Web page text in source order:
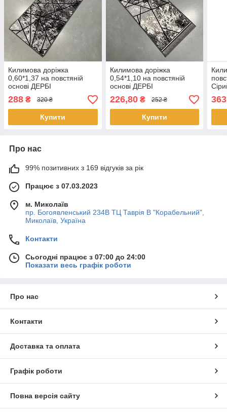
Килимова доріжка
0,60*1,37 на повстяній
основі ДЕРБІ
288 ₴ 320 ₴
Купити
Килимова доріжка
0,54*1,10 на повстяній
основі ДЕРБІ
226,80₴ 252 ₴
Купити
Про нас
99% позитивних з 169 відгуків за рік
Працює з 07.03.2023
м. Миколаїв
пр. Богоявленський 234В ТЦ Таврія В "Корабельний",
Миколаїв, Україна
Контакти
Сьогодні працює з 07:00 до 24:00
Показати весь графік роботи
Про нас
Контакти
Доставка та оплата
Графік роботи
Повна версія сайту